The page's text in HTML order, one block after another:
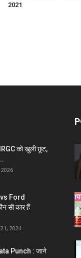
2021
को खुली छूट,
Ford
सी कार हैं
2024
Punch : जाने